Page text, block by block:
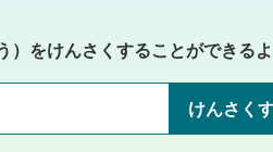
）をけんさくすることができるよ
けんさく